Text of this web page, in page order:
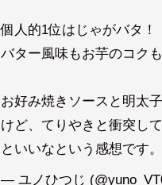
個人的1位はじゃがバタ！
バター風味もお芋のコク
お好み焼きソースと明太
けど、てりやきと衝突し
といいなという感想です。
— ユノひつじ